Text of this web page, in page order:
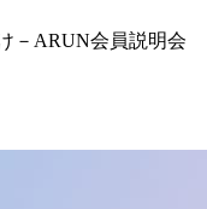
－ARUN会員説明会